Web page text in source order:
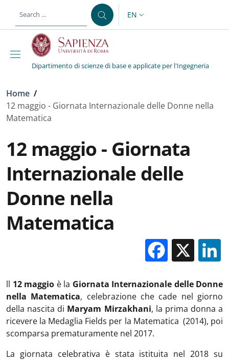
LANGUAGE SWITCHER:
EN
Dipartimento di scienze di base e applicate per l'Ingegneria
Breadcrumb
Home /
12 maggio - Giornata Internazionale delle Donne nella
Matematica
12 maggio - Giornata
Internazionale delle
Donne nella
Matematica
X
ll 12 maggio è la Giornata Internazionale delle Donne
nella Matematica, celebrazione che cade nel giorno
della nascita di Maryam Mirzakhani, la prima donna a
ricevere la Medaglia Fields per la Matematica (2014), poi
scomparsa prematuramente nel 2017.
La giornata celebrativa è stata istituita nel 2018 su